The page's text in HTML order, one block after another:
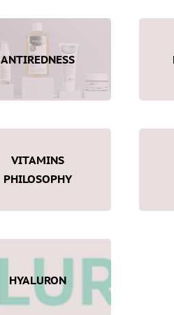
ANTIREDNESS
VITAMINS
PHILOSOPHY
HYALURON